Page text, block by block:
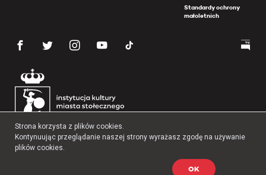
Standardy ochrony
małoletnich
Copyright 2026 Muzeum Powstania Warszawskiego
Strona korzysta z plików cookies.
Kontynuując przeglądanie naszej strony wyrażasz zgodę na używanie
plików cookies.
OK